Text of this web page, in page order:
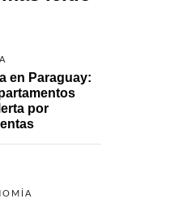
en Paraguay:
por